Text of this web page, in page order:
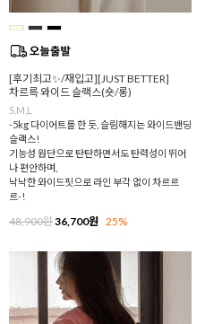
[후기최고✨/재입고][JUST BETTER]
차르륵 와이드 슬랙스(숏/롱)
S,M,L
-5kg 다이어트를 한 듯, 슬림해지는 와이드밴딩
슬랙스!
기능성 원단으로 탄탄하면서도 탄력성이 뛰어
나 편안하며,
낙낙한 와이드핏으로 라인 부각 없이 차르르
르-!
48,900원36,700원 25%